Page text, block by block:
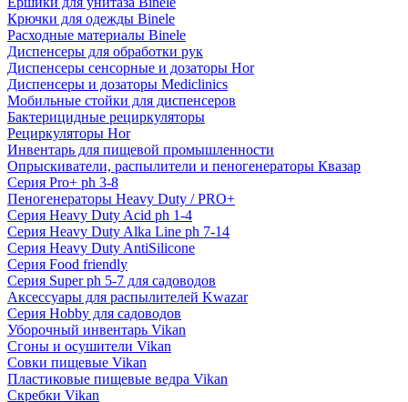
Крючки для одежды Binele
Расходные материалы Binele
Диспенсеры для обработки рук
Диспенсеры сенсорные и дозаторы Hor
Диспенсеры и дозаторы Mediclinics
Мобильные стойки для диспенсеров
Бактерицидные рециркуляторы
Рециркуляторы Hor
Инвентарь для пищевой промышленности
Опрыскиватели, распылители и пеногенераторы Квазар
Серия Pro+ ph 3-8
Пеногенераторы Heavy Duty / PRO+
Серия Heavy Duty Acid ph 1-4
Серия Heavy Duty Alka Line ph 7-14
Серия Heavy Duty AntiSilicone
Серия Food friendly
Серия Super ph 5-7 для садоводов
Аксессуары для распылителей Kwazar
Серия Hobby для садоводов
Уборочный инвентарь Vikan
Сгоны и осушители Vikan
Совки пищевые Vikan
Пластиковые пищевые ведра Vikan
Скребки Vikan